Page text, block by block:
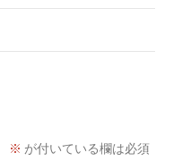
※ が付いている欄は必須